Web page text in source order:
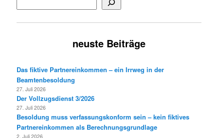
neuste Beiträge
Das fiktive Partnereinkommen – ein Irrweg in der
Beamtenbesoldung
27. Juli 2026
Der Vollzugsdienst 3/2026
27. Juli 2026
Besoldung muss verfassungskonform sein – kein fiktives
Partnereinkommen als Berechnungsgrundlage
2. Juli 2026